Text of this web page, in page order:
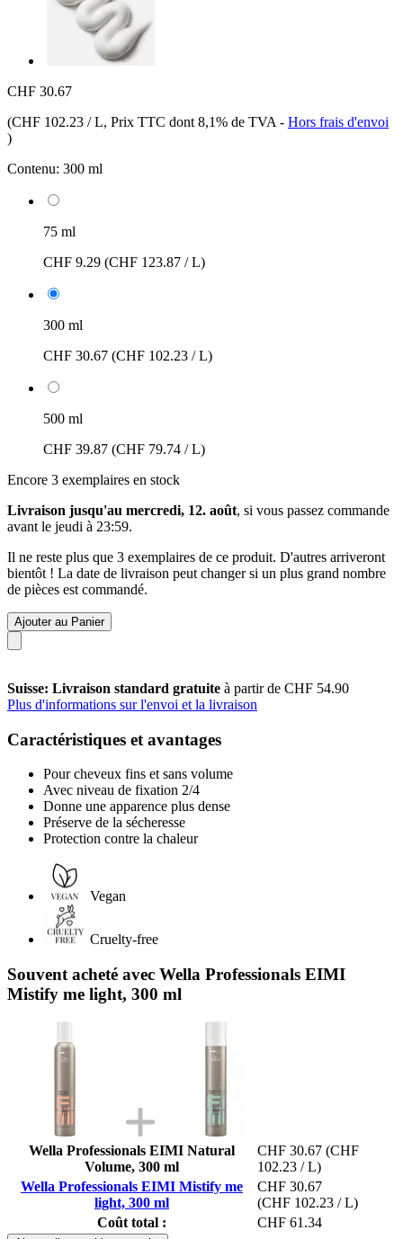
CHF 30.67
(CHF 102.23 / L, Prix TTC dont 8,1% de TVA - Hors frais d'envoi
)
Contenu: 300 ml
75 ml
CHF 9.29 (CHF 123.87 / L)
300 ml
CHF 30.67 (CHF 102.23 / L)
500 ml
CHF 39.87 (CHF 79.74 / L)
Encore 3 exemplaires en stock
Livraison jusqu'au mercredi, 12. août, si vous passez commande
avant le jeudi à 23:59.
Il ne reste plus que 3 exemplaires de ce produit. D'autres arriveront
bientôt ! La date de livraison peut changer si un plus grand nombre
de pièces est commandé.
Ajouter au Panier
Suisse: Livraison standard gratuite à partir de CHF 54.90
Plus d'informations sur l'envoi et la livraison
Caractéristiques et avantages
Pour cheveux fins et sans volume
Avec niveau de fixation 2/4
Donne une apparence plus dense
Préserve de la sécheresse
Protection contre la chaleur
Vegan
Cruelty-free
Souvent acheté avec Wella Professionals EIMI
Mistify me light, 300 ml
Wella Professionals EIMI Natural
Volume, 300 ml
CHF 30.67 (CHF
102.23 / L)
Wella Professionals EIMI Mistify me
light, 300 ml
CHF 30.67
(CHF 102.23 / L)
Coût total :
CHF 61.34